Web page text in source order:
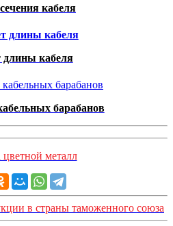
кабеля
длины кабеля
барабанов
металл
в страны таможенного союза